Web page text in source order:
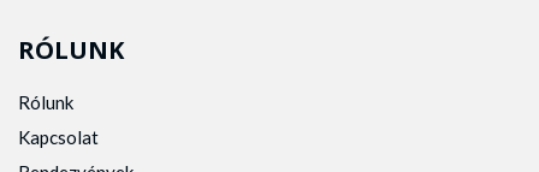
RÓLUNK
Rólunk
Kapcsolat